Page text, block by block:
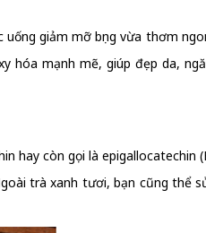
giảm mỡ bụng vừa thơm
hóa mạnh mẽ, giúp đẹp da,
hay còn gọi là epigallocatechin
trà xanh tươi, bạn cũng thể